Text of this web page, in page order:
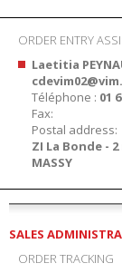
ORDER ENTRY
Laetitia
Téléphone : 01
Fax:
Postal address:
ZI La Bonde -
MASSY
SALES
ORDER TRACKING